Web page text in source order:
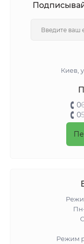
Киeв,
0
0
Режим